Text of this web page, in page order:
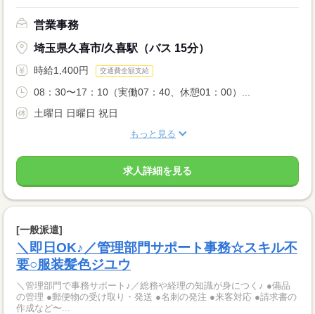
営業事務
埼玉県久喜市/久喜駅（バス 15分）
時給1,400円 交通費全額支給
08：30〜17：10（実働07：40、休憩01：00）...
土曜日 日曜日 祝日
もっと見る
求人詳細を見る
[一般派遣]
＼即日OK♪／管理部門サポート事務☆スキル不
要○服装髪色ジユウ
＼管理部門で事務サポート♪／総務や経理の知識が身につく♪ ●備品
の管理 ●郵便物の受け取り・発送 ●名刺の発注 ●来客対応 ●請求書の
作成など〜...